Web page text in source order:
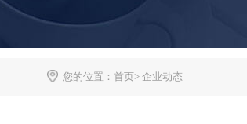
您的位置： 首页> 企业动态